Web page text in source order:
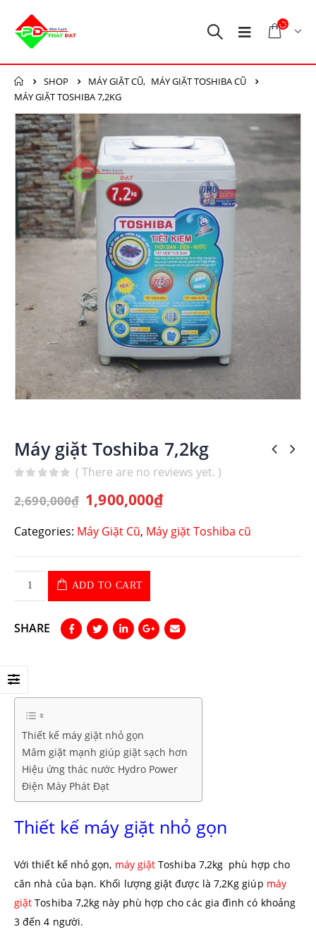
SHOP MÁY GIẶT CŨ, MÁY GIẶT TOSHIBA CŨ
MÁY GIẶT TOSHIBA 7,2KG
Máy giặt Toshiba 7,2kg
( There are no reviews yet. )
2,690,000₫ 1,900,000₫
Categories: Máy Giặt Cũ, Máy giặt Toshiba cũ
ADD TO CART
SHARE
Thiết kế máy giặt nhỏ gọn
Mâm giặt mạnh giúp giặt sạch hơn
Hiệu ứng thác nước Hydro Power
Điện Máy Phát Đạt
Thiết kế máy giặt nhỏ gọn
Với thiết kế nhỏ gọn, máy giặt Toshiba 7,2kg phù hợp cho
căn nhà của bạn. Khối lượng giặt được là 7,2Kg giúp máy
giặt Toshiba 7,2kg này phù hợp cho các gia đình có khoảng
3 đến 4 người.